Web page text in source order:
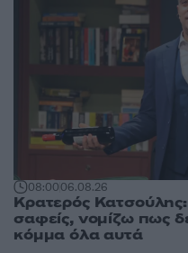
08:0006.08.26
Κρατερός Κατσούλης:
σαφείς, νομίζω πως
κόμμα όλα αυτά